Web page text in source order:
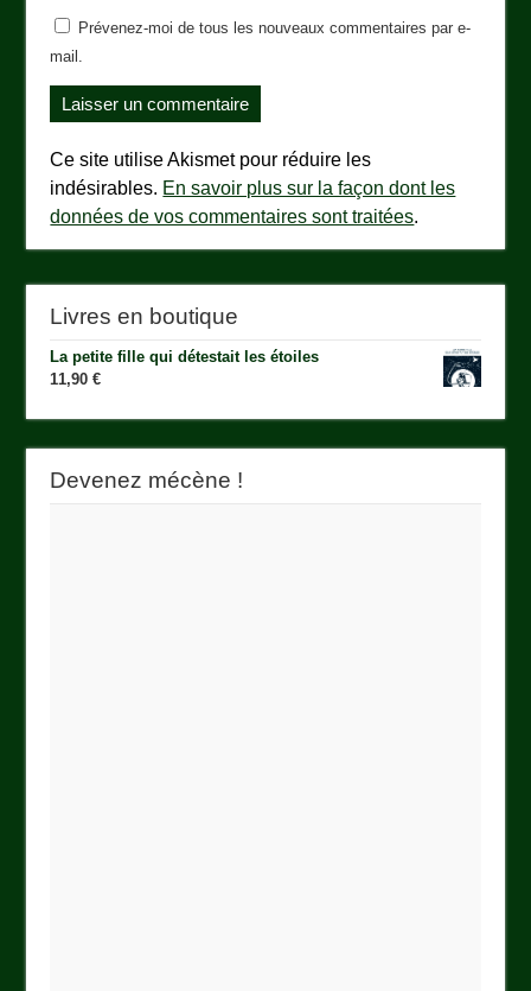
Prévenez-moi de tous les nouveaux commentaires par e-
mail.
Ce site utilise Akismet pour réduire les
indésirables. En savoir plus sur la façon dont les
données de vos commentaires sont traitées.
Livres en boutique
La petite fille qui détestait les étoiles
11,90€
Devenez mécène !